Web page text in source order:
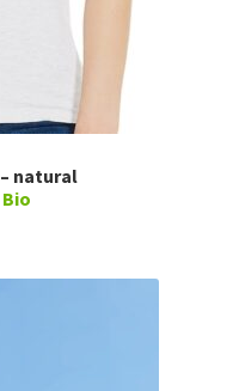
– natural